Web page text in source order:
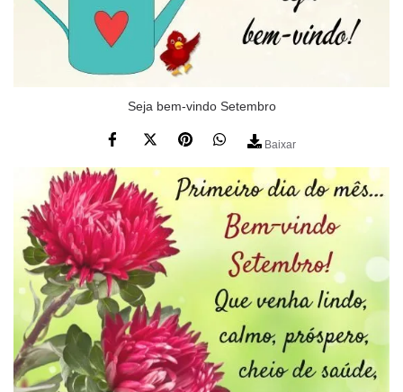
Seja bem-vindo Setembro
Baixar